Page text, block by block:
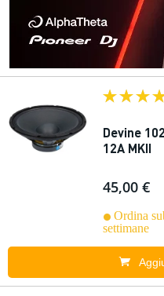
Devine
12A MKII
45,00 €
Ordina
settimane